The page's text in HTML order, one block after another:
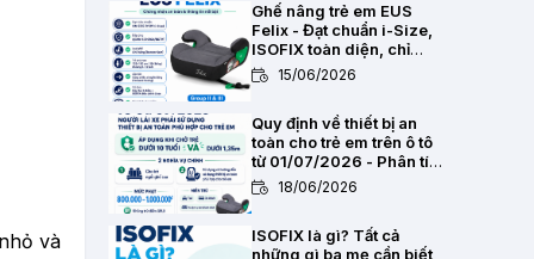
và
Ghế nâng trẻ em EUS
Felix - Đạt chuẩn i-Size,
ISOFIX toàn diện, chỉ
2,8kg15/06/2026
Quy định về thiết bị an
toàn cho trẻ em trên ô tô
từ 01/07/2026 - Phân tích
pháp lý toàn diện
18/06/2026
ISOFIX là gì? Tất cả
những gì ba mẹ cần biết